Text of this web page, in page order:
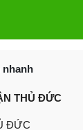
nhanh
THỦ ĐỨC
ĐỨC